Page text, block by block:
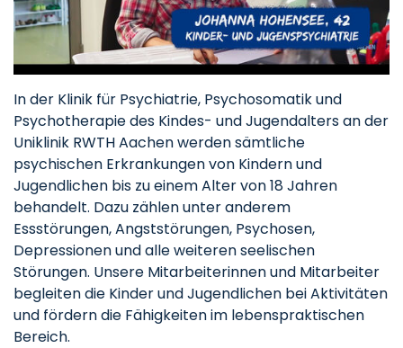
In der Klinik für Psychiatrie, Psychosomatik und
Psychotherapie des Kindes- und Jugendalters an der
Uniklinik RWTH Aachen werden sämtliche
psychischen Erkrankungen von Kindern und
Jugendlichen bis zu einem Alter von 18 Jahren
behandelt. Dazu zählen unter anderem
Essstörungen, Angststörungen, Psychosen,
Depressionen und alle weiteren seelischen
Störungen. Unsere Mitarbeiterinnen und Mitarbeiter
begleiten die Kinder und Jugendlichen bei Aktivitäten
und fördern die Fähigkeiten im lebenspraktischen
Bereich.